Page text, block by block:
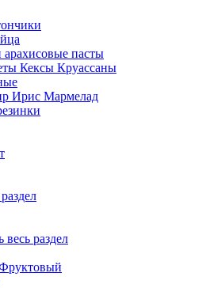
пасты
Кексы Круассаны
Ирис Мармелад
весь раздел